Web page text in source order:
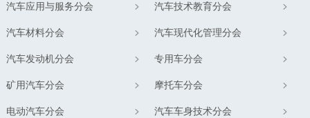
汽车应用与服务分会 汽车技术教育分会
汽车材料分会 汽车现代化管理分会
汽车发动机分会 专用车分会
矿用汽车分会 摩托车分会
电动汽车分会 汽车车身技术分会